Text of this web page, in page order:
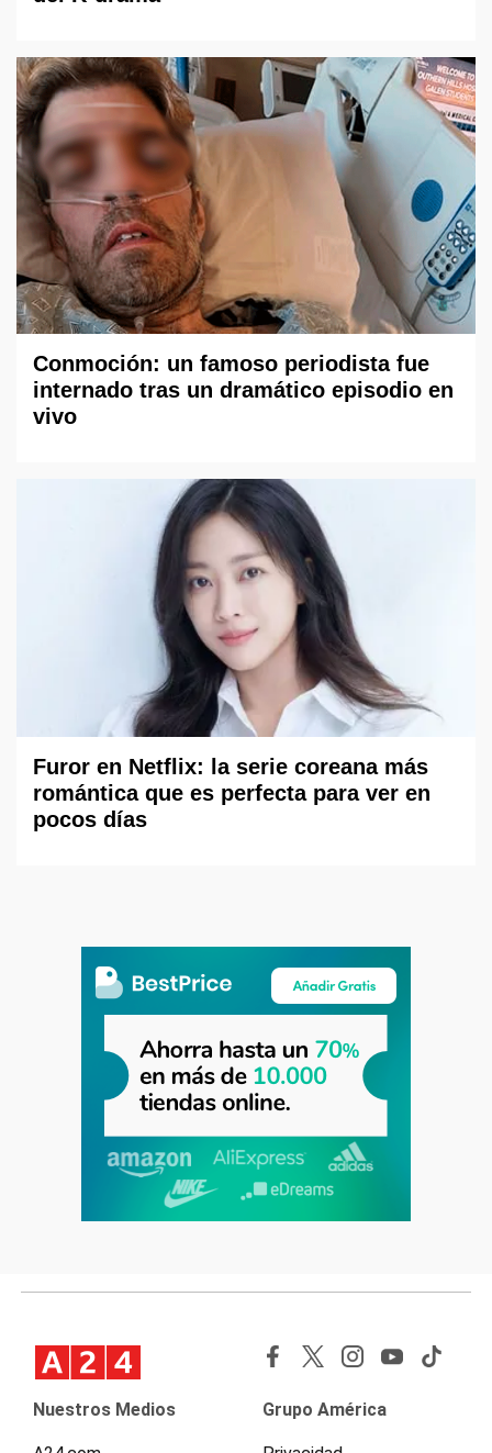
Conmoción: un famoso periodista fue
internado tras un dramático episodio en
vivo
Furor en Netflix: la serie coreana más
romántica que es perfecta para ver en
pocos días
Nuestros Medios Grupo América